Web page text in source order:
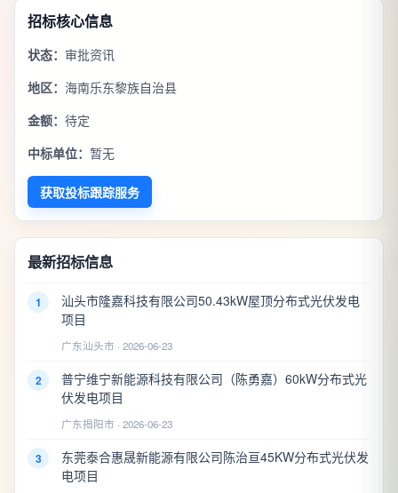
招标核心信息
状态： 审批资讯
地区： 海南乐东黎族自治县
金额： 待定
中标单位： 暂无
获取投标跟踪服务
最新招标信息
1
汕头市隆嘉科技有限公司50.43kW屋顶分布式光伏发电
项目
广东汕头市 · 2026-06-23
2
普宁维宁新能源科技有限公司（陈勇嘉）60kW分布式光
伏发电项目
广东揭阳市 · 2026-06-23
3
东莞泰合惠晟新能源有限公司陈治亘45KW分布式光伏发
电项目